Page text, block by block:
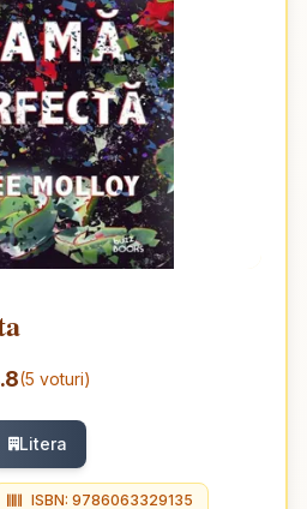
(5 voturi)
Litera
ISBN: 9786063329135